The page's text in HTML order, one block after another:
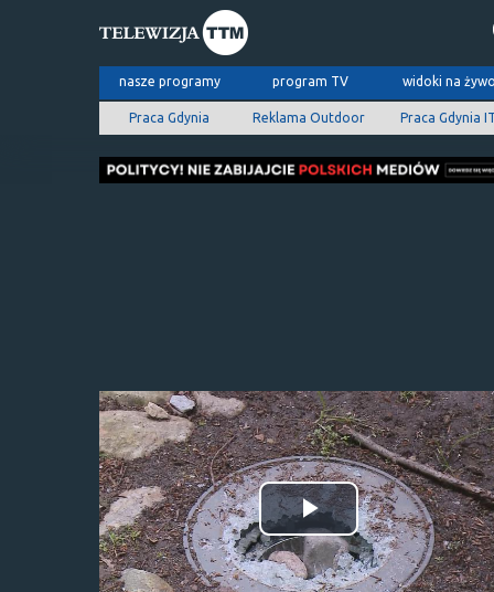
nasze programy program TV widoki na
Praca Gdynia Reklama Outdoor Praca Gdynia
Odtwórz
wideo